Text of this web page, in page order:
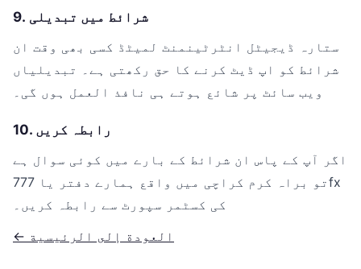
9. شرائط میں تبدیلی
ستارہ ڈیجیٹل انٹرٹینمنٹ لمیٹڈ کسی بھی وقت ان
شرائط کو اپ ڈیٹ کرنے کا حق رکھتی ہے۔ تبدیلیاں
ویب سائٹ پر شائع ہوتے ہی نافذ العمل ہوں گی۔
10. رابطہ کریں
اگر آپ کے پاس ان شرائط کے بارے میں کوئی سوال ہے
تو براہ کرم کراچی میں واقع ہمارے دفتر یا 777fx
کی کسٹمر سپورٹ سے رابطہ کریں۔
← العودة إلى الرئيسية